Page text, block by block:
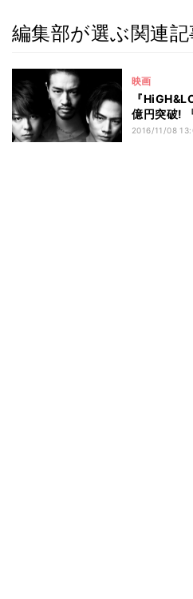
編集部が選ぶ関連記
映画
『
億円突破!
2016/11/08